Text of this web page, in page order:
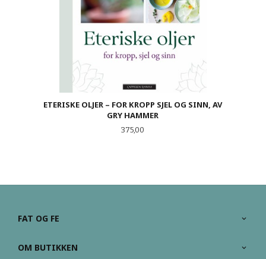
ETERISKE OLJER – FOR KROPP SJEL OG SINN, AV
GRY HAMMER
Pris
375,00
FAT OG FE
OM BUTIKKEN